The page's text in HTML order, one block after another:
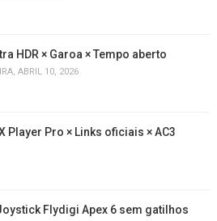
HDR × Garoa × Tempo aberto
ABRIL 10, 2026
Player Pro × Links oficiais × AC3
Flydigi Apex 6 sem gatilhos